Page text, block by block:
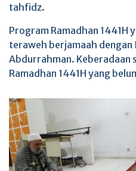
tahfidz.
Program Ramadhan 1441H
teraweh berjamaah
Abdurrahman.
Ramadhan 1441H yang